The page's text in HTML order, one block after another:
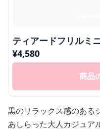
ティアードフリルミ
¥4,580
商品
黒のリラックス感のある
あしらった大人カジュア